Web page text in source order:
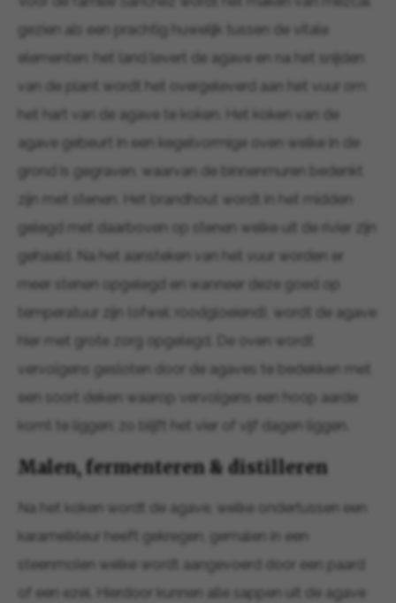
gezien als een prachtig huwelijk tussen de vitale
elementen: het land levert de agave en na het snijden
van de plant wordt het overgeleverd aan het vuur om
het hart van de agave te koken. Het koken van de
agave gebeurt in een kegelvormige oven welke in de
grond is gegraven, waarvan de binnenmuren bedenkt
zijn met stenen. Het brandhout wordt in het midden
gelegd met daarboven op stenen welke uit de rivier zijn
gehaald. Na het aansteken van het vuur worden er
meer stenen opgelegd en wanneer deze goed op
temperatuur zijn (ofwel: roodgloeiend), wordt de agave
hier met grote zorg opgelegd. De oven wordt
vervolgens gesloten door de agaves te bedekken met
een soort deken waarop vervolgens een hoop aarde
komt te liggen: zo blijft het vier of vijf dagen liggen.
Malen, fermenteren & distilleren
Na het koken wordt de agave, welke ondertussen een
karamelkleur heeft gekregen, gemalen in een
steenmolen welke wordt aangevoerd door een paard
of een ezel. Hierdoor kunnen alle sappen uit de agave